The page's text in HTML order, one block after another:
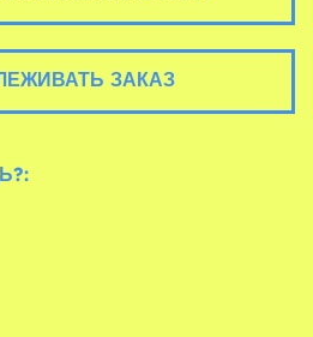
ЗАКАЗ